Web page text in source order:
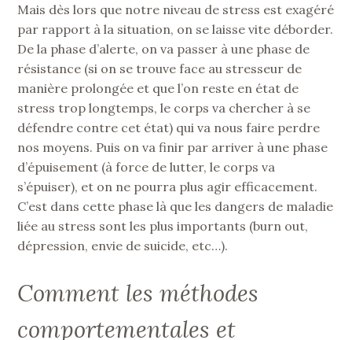
Mais dès lors que notre niveau de stress est exagéré
par rapport à la situation, on se laisse vite déborder.
De la phase d’alerte, on va passer à une phase de
résistance (si on se trouve face au stresseur de
manière prolongée et que l’on reste en état de
stress trop longtemps, le corps va chercher à se
défendre contre cet état) qui va nous faire perdre
nos moyens. Puis on va finir par arriver à une phase
d’épuisement (à force de lutter, le corps va
s’épuiser), et on ne pourra plus agir efficacement.
C’est dans cette phase là que les dangers de maladie
liée au stress sont les plus importants (burn out,
dépression, envie de suicide, etc…).
Comment les méthodes
comportementales et